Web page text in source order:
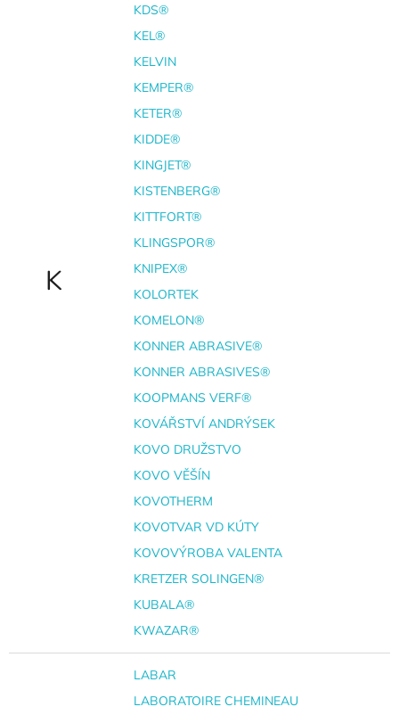
K
KDS®
KEL®
KELVIN
KEMPER®
KETER®
KIDDE®
KINGJET®
KISTENBERG®
KITTFORT®
KLINGSPOR®
KNIPEX®
KOLORTEK
KOMELON®
KONNER ABRASIVE®
KONNER ABRASIVES®
KOOPMANS VERF®
KOVÁŘSTVÍ ANDRÝSEK
KOVO DRUŽSTVO
KOVO VĚŠÍN
KOVOTHERM
KOVOTVAR VD KÚTY
KOVOVÝROBA VALENTA
KRETZER SOLINGEN®
KUBALA®
KWAZAR®
LABAR
LABORATOIRE CHEMINEAU